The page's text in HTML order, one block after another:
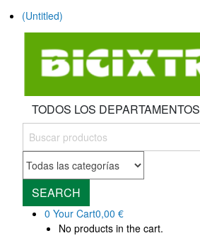
(Untitled)
TODOS LOS DEPARTAMENTOS
SEARCH
0 Your Cart0,00 €
No products in the cart.